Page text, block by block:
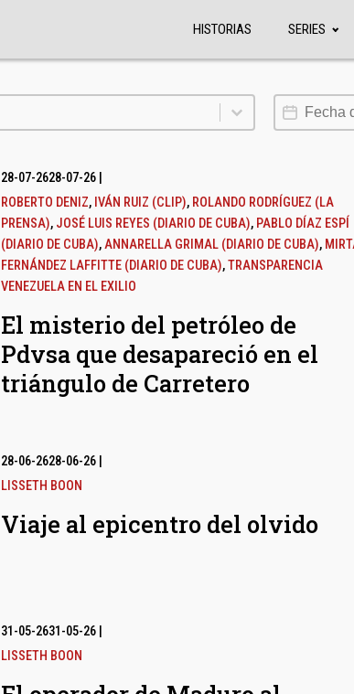
HISTORIAS SERIES
Fecha
28-07-2628-07-26
ROBERTO DENIZ, IVÁN RUIZ (CLIP), ROLANDO RODRÍGUEZ (LA
PRENSA), JOSÉ LUIS REYES (DIARIO DE CUBA), PABLO DÍAZ ESPÍ
(DIARIO DE CUBA),ANNARELLA GRIMAL (DIARIO DE CUBA),
FERNÁNDEZ LAFFITTE (DIARIO DE CUBA),TRANSPARENCIA
VENEZUELA EN EL EXILIO
El misterio del petróleo de
Pdvsa que desapareció en el
triángulo de Carretero
28-06-2628-06-26
LISSETH BOON
Viaje al epicentro del olvido
31-05-2631-05-26
LISSETH BOON